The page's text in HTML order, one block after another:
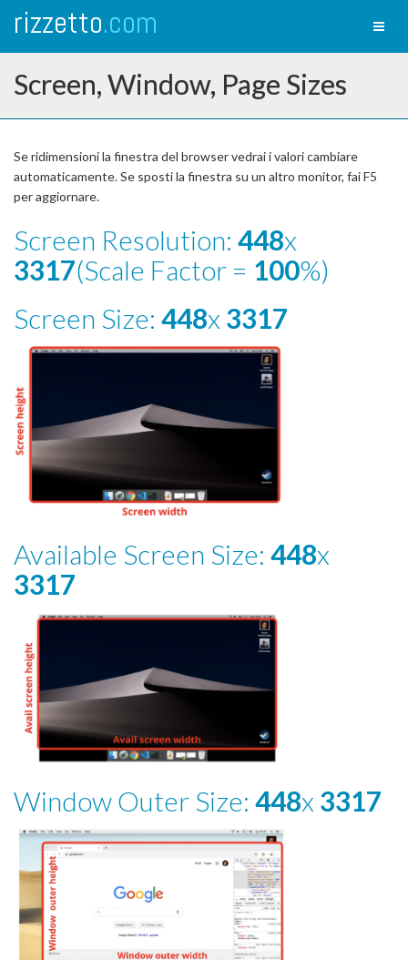
rizzetto.com
Screen, Window, Page Sizes
Se ridimensioni la finestra del browser vedrai i valori cambiare
automaticamente. Se sposti la finestra su un altro monitor, fai F5
per aggiornare.
Screen Resolution: 448x
3317(Scale Factor = 100%)
Screen Size: 448x 3317
Available Screen Size: 448x
3317
Window Outer Size: 448x 3317